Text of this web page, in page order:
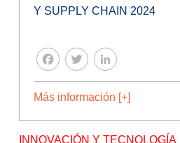
Y SUPPLY CHAIN 2024
FACEBOOK
TWITTER
Más información [+]
INNOVACIÓN Y TECNOLOGÍA